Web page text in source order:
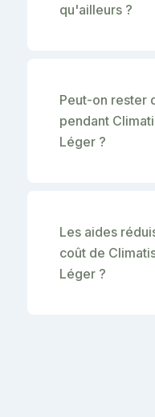
qu'ailleurs ?
Peut-on rester
pendant
Léger ?
Les aides
coût de
Léger ?